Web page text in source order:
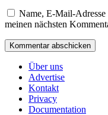
Name, E-Mail-
meinen nächsten
Über uns
Advertise
Kontakt
Privacy
Documentation